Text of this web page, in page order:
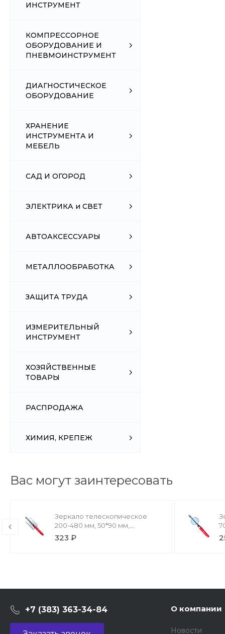
ИНСТРУМЕНТ
КОМПРЕССОРНОЕ
ОБОРУДОВАНИЕ И
ПНЕВМОИНСТРУМЕНТ
ДИАГНОСТИЧЕСКОЕ
ОБОРУДОВАНИЕ
ХРАНЕНИЕ
ИНСТРУМЕНТА И
МЕБЕЛЬ
САД И ОГОРОД
ЭЛЕКТРИКА и СВЕТ
АВТОАКСЕССУАРЫ
МЕТАЛЛООБРАБОТКА
ЗАЩИТА ТРУДА
ИЗМЕРИТЕЛЬНЫЙ
ИНСТРУМЕНТ
ХОЗЯЙСТВЕННЫЕ
ТОВАРЫ
РАСПРОДАЖА
ХИМИЯ, КРЕПЕЖ
Вас могут заинтересовать
Зеркало телескопическое
200-480 мм, 50*90 мм,
прямоугольное AVS TIM58
323 ₽
+7 (383) 363-34-84 О компании
Новости